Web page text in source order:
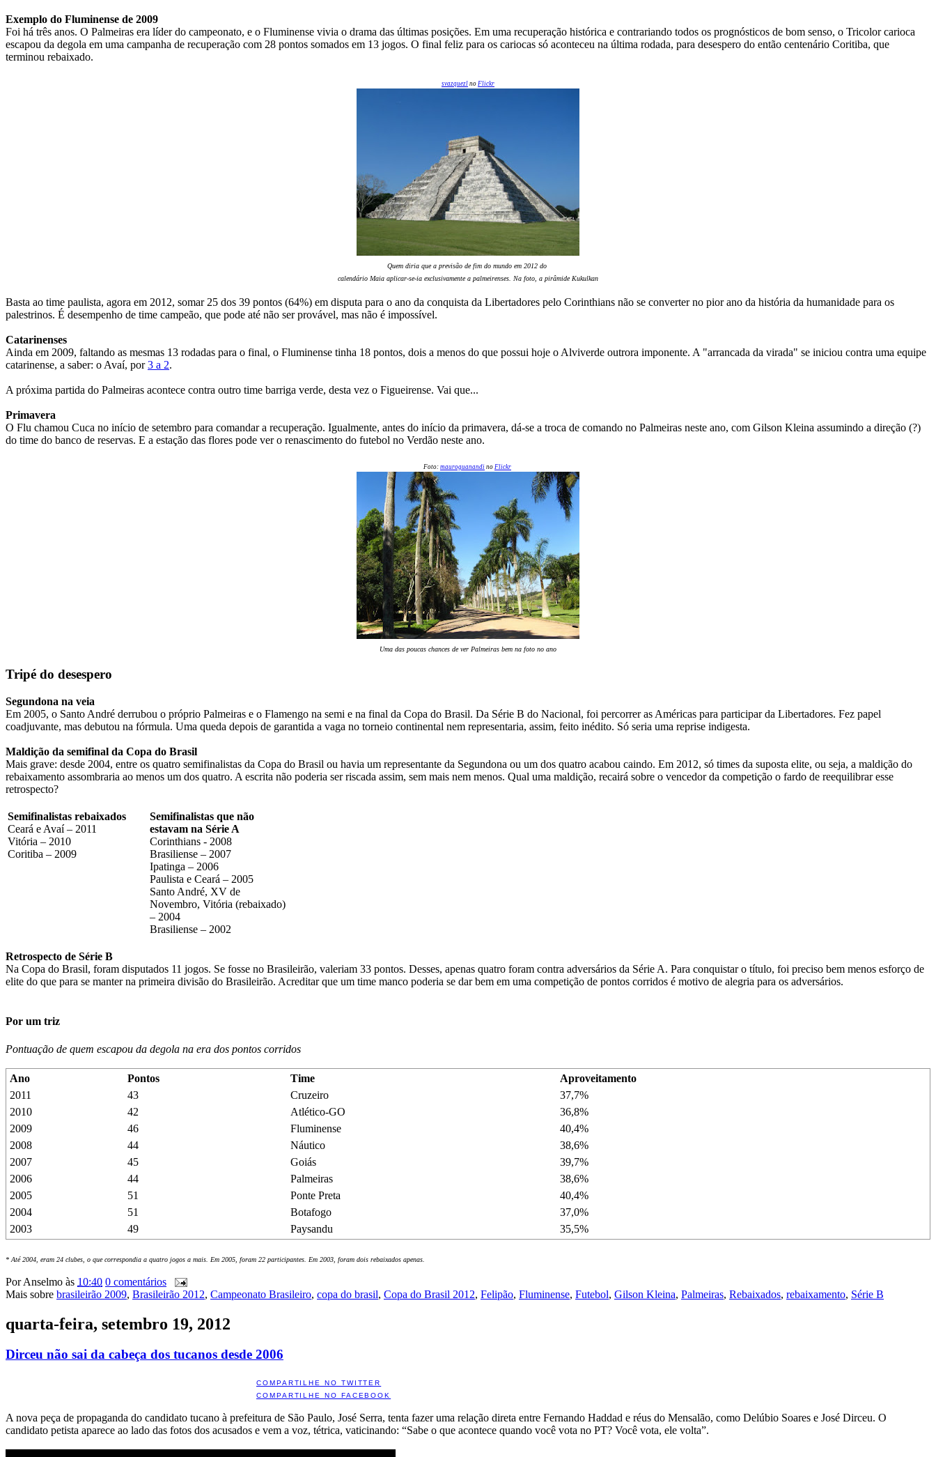
Exemplo do Fluminense de 2009
Foi há três anos. O Palmeiras era líder do campeonato, e o Fluminense vivia o drama das últimas posições. Em uma recuperação histórica e contrariando todos os prognósticos de bom senso, o Tricolor carioca
escapou da degola em uma campanha de recuperação com 28 pontos somados em 13 jogos. O final feliz para os cariocas só aconteceu na última rodada, para desespero do então centenário Coritiba, que
terminou rebaixado.
svazquezl no Flickr
Quem diria que a previsão de fim do mundo em 2012 do
calendário Maia aplicar-se-ia exclusivamente a palmeirenses. Na foto, a pirâmide Kukulkan
Basta ao time paulista, agora em 2012, somar 25 dos 39 pontos (64%) em disputa para o ano da conquista da Libertadores pelo Corinthians não se converter no pior ano da história da humanidade para os
palestrinos. É desempenho de time campeão, que pode até não ser provável, mas não é impossível.
Catarinenses
Ainda em 2009, faltando as mesmas 13 rodadas para o final, o Fluminense tinha 18 pontos, dois a menos do que possui hoje o Alviverde outrora imponente. A "arrancada da virada" se iniciou contra uma equipe
catarinense, a saber: o Avaí, por3 a 2.
A próxima partida do Palmeiras acontece contra outro time barriga verde, desta vez o Figueirense. Vai que...
Primavera
O Flu chamou Cuca no início de setembro para comandar a recuperação. Igualmente, antes do início da primavera, dá-se a troca de comando no Palmeiras neste ano, com Gilson Kleina assumindo a direção (?)
do time do banco de reservas. E a estação das flores pode ver o renascimento do futebol no Verdão neste ano.
Foto: mauroguanandi no Flickr
Uma das poucas chances de ver Palmeiras bem na foto no ano
Tripé do desespero
Segundona na veia
Em 2005, o Santo André derrubou o próprio Palmeiras e o Flamengo na semi e na final da Copa do Brasil. Da Série B do Nacional, foi percorrer as Américas para participar da Libertadores. Fez papel
coadjuvante, mas debutou na fórmula. Uma queda depois de garantida a vaga no torneio continental nem representaria, assim, feito inédito. Só seria uma reprise indigesta.
Maldição da semifinal da Copa do Brasil
Mais grave: desde 2004, entre os quatro semifinalistas da Copa do Brasil ou havia um representante da Segundona ou um dos quatro acabou caindo. Em 2012, só times da suposta elite, ou seja, a maldição do
rebaixamento assombraria ao menos um dos quatro. A escrita não poderia ser riscada assim, sem mais nem menos. Qual uma maldição, recairá sobre o vencedor da competição o fardo de reequilibrar esse
retrospecto?
Semifinalistas rebaixados
Ceará e Avaí – 2011
Vitória – 2010
Coritiba – 2009
Semifinalistas que não
estavam na Série A
Corinthians - 2008
Brasiliense – 2007
Ipatinga – 2006
Paulista e Ceará – 2005
Santo André, XV de
Novembro, Vitória (rebaixado)
– 2004
Brasiliense – 2002
Retrospecto de Série B
Na Copa do Brasil, foram disputados 11 jogos. Se fosse no Brasileirão, valeriam 33 pontos. Desses, apenas quatro foram contra adversários da Série A. Para conquistar o título, foi preciso bem menos esforço de
elite do que para se manter na primeira divisão do Brasileirão. Acreditar que um time manco poderia se dar bem em uma competição de pontos corridos é motivo de alegria para os adversários.
Por um triz
Pontuação de quem escapou da degola na era dos pontos corridos
Ano Pontos Time
Aproveitamento
2011
43 Cruzeiro
37,7%
2010
42 Atlético-GO
36,8%
2009
46 Fluminense
40,4%
2008
44 Náutico
38,6%
2007
45 Goiás
39,7%
2006
44 Palmeiras
38,6%
2005
51 Ponte Preta
40,4%
2004
51 Botafogo
37,0%
2003
49 Paysandu 35,5%
* Até 2004, eram 24 clubes, o que correspondia a quatro jogos a mais. Em 2005, foram 22 participantes. Em 2003, foram dois rebaixados apenas.
PorAnselmo às 10:40 0 comentários
Mais sobre brasileirão 2009, Brasileirão 2012, Campeonato Brasileiro, copa do brasil, Copa do Brasil 2012, Felipão, Fluminense, Futebol, Gilson Kleina, Palmeiras, Rebaixados, rebaixamento, Série B
quarta-feira, setembro 19, 2012
Dirceu não sai da cabeça dos tucanos desde 2006
COMPARTILHE NO TWITTER
COMPARTILHE NO FACEBOOK
A nova peça de propaganda do candidato tucano à prefeitura de São Paulo, José Serra, tenta fazer uma relação direta entre Fernando Haddad e réus do Mensalão, como Delúbio Soares e José Dirceu. O
candidato petista aparece ao lado das fotos dos acusados e vem a voz, tétrica, vaticinando: “Sabe o que acontece quando você vota no PT? Você vota, ele volta”.